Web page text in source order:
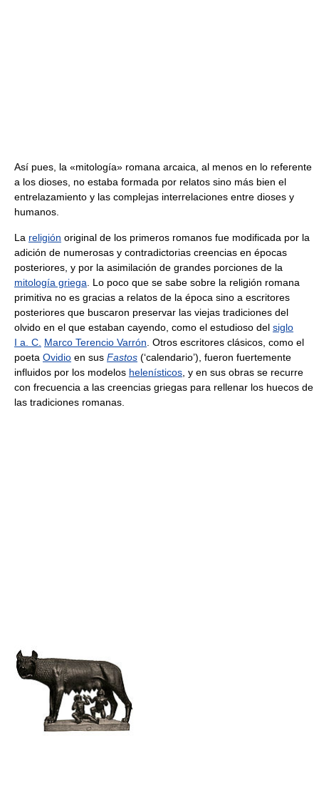
Así pues, la «mitología» romana arcaica, al menos en lo referente
a los dioses, no estaba formada por relatos sino más bien el
entrelazamiento y las complejas interrelaciones entre dioses y
humanos.
La religión original de los primeros romanos fue modificada por la
adición de numerosas y contradictorias creencias en épocas
posteriores, y por la asimilación de grandes porciones de la
mitología griega . Lo poco que se sabe sobre la religión romana
primitiva no es gracias a relatos de la época sino a escritores
posteriores que buscaron preservar las viejas tradiciones del
olvido en el que estaban cayendo, como el estudioso del siglo
I a. C. Marco Terencio Varrón . Otros escritores clásicos, como el
poeta Ovidio en sus Fastos (‘calendario’), fueron fuertemente
influidos por los modelos helenísticos , y en sus obras se recurre
con frecuencia a las creencias griegas para rellenar los huecos de
las tradiciones romanas.